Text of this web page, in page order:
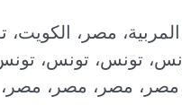
مصر،
تونس، تونس،
مصر، مصر، مصر،